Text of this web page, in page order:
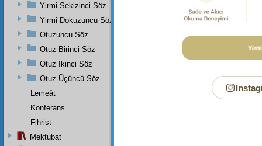
Bu
Yirmi Sekizinci Söz
Yirmi Dokuzuncu Söz
Otuzuncu Söz
Otuz Birinci Söz
Otuz İkinci Söz
Otuz Üçüncü Söz
Lemeât
Konferans
Fihrist
Mektubat